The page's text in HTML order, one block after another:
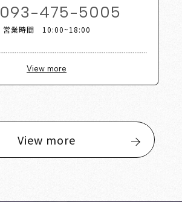
093-475-5005
営業時間 10:00~18:00
View more
View more